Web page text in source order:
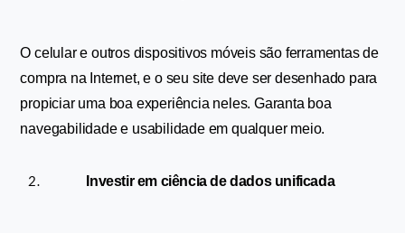
O celular e outros dispositivos móveis são ferramentas de
compra na Internet, e o seu site deve ser desenhado para
propiciar uma boa experiência neles. Garanta boa
navegabilidade e usabilidade em qualquer meio.
Investir em ciência de dados unificada